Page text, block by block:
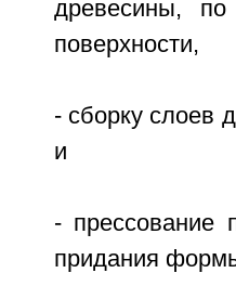
древесины,
поверхности,
- сборку слоев
и
- прессование
придания